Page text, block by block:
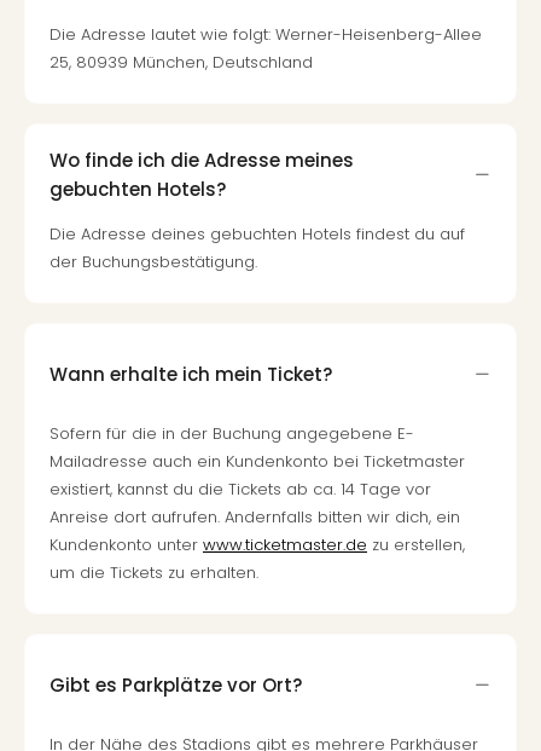
Die Adresse lautet wie folgt: Werner-Heisenberg-Allee
25, 80939 München, Deutschland
Wo finde ich die Adresse meines
gebuchten Hotels?
Die Adresse deines gebuchten Hotels findest du auf
der Buchungsbestätigung.
Wann erhalte ich mein Ticket?
Sofern für die in der Buchung angegebene E-
Mailadresse auch ein Kundenkonto bei Ticketmaster
existiert, kannst du die Tickets ab ca. 14 Tage vor
Anreise dort aufrufen. Andernfalls bitten wir dich, ein
Kundenkonto unter www.ticketmaster.de zu erstellen,
um die Tickets zu erhalten.
Gibt es Parkplätze vor Ort?
In der Nähe des Stadions gibt es mehrere Parkhäuser